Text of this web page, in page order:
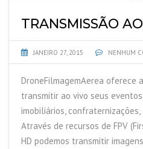
TRANSMISSÃO
JANEIRO 27, 2015 NENHUM
DroneFilmagemAerea oferece
transmitir ao vivo seus
imobiliários,
Através de recursos de FPV
HD podemos transmitir